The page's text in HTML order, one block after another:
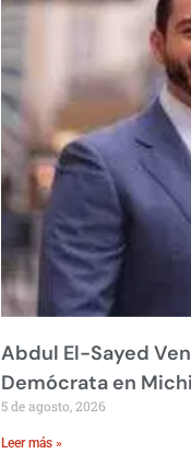
Abdul El-Sayed
Demócrata en
5 de agosto, 2026
Leer más »